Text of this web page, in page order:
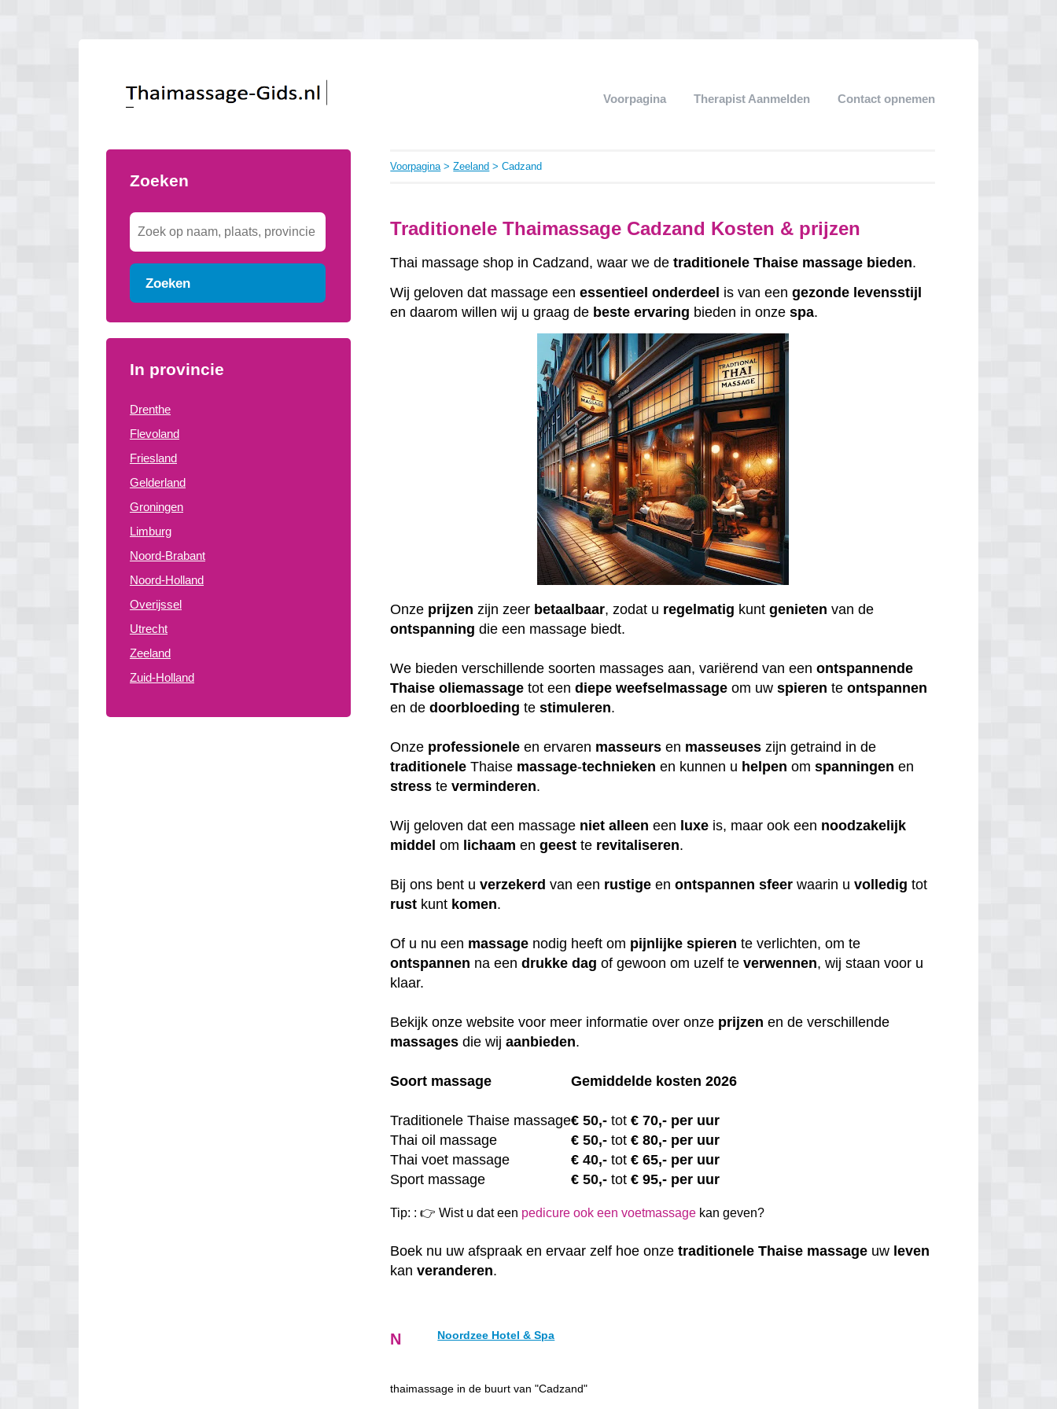
Voorpagina Therapist Aanmelden Contact opnemen
Zoeken
Zoeken
In provincie
Drenthe
Flevoland
Friesland
Gelderland
Groningen
Limburg
Noord-Brabant
Noord-Holland
Overijssel
Utrecht
Zeeland
Zuid-Holland
Voorpagina>Zeeland > Cadzand
Traditionele Thaimassage Cadzand Kosten & prijzen
Thai massage shop in Cadzand, waar we detraditionele Thaise massage bieden.
Wij geloven dat massage eenessentieel onderdeel is van eengezonde levensstijl
en daarom willen wij u graag de beste ervaring bieden in onzespa.
Onze prijzen zijn zeer betaalbaar, zodat u regelmatig kuntgenieten van de
ontspanning die een massage biedt.
We bieden verschillende soorten massages aan, variërend van eenontspannende
Thaise oliemassage tot eendiepe weefselmassage om uwspieren teontspannen
en dedoorbloeding testimuleren.
Onze professionele en ervaren masseurs en masseuses zijn getraind in de
traditionele Thaise massage-technieken en kunnen u helpen omspanningen en
stress teverminderen.
Wij geloven dat een massage niet alleen een luxe is, maar ook een noodzakelijk
middel om lichaam engeest te revitaliseren.
Bij ons bent uverzekerd van een rustige enontspannen sfeer waarin uvolledig tot
rust kunt komen.
Of u nu een massage nodig heeft om pijnlijke spieren te verlichten, om te
ontspannen na eendrukke dag of gewoon om uzelf teverwennen, wij staan voor u
klaar.
Bekijk onze website voor meer informatie over onze prijzen en de verschillende
massages die wijaanbieden.
Soort massage Gemiddelde kosten 2026
Traditionele Thaise massage€50,- tot € 70,- per uur
Thai oil massage
€50,- tot€ 80,- per uur
Thai voet massage
€40,- tot€ 65,- per uur
Sport massage
€50,- tot€ 95,- per uur
Tip: : 👉 Wist u dat een pedicure ook een voetmassage kan geven?
Boek nu uw afspraak en ervaar zelf hoe onzetraditionele Thaise massage uw leven
kanveranderen.
N Noordzee Hotel & Spa
thaimassage in de buurt van "Cadzand"